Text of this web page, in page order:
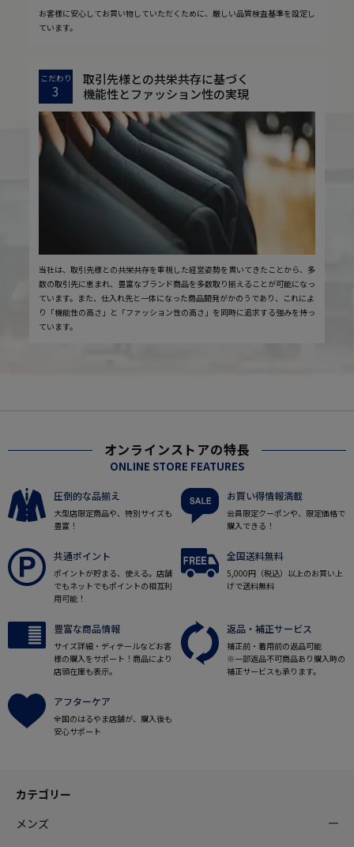
お客様に安心してお買い物していただくために、厳しい品質検査基準を設定し
ています。
こだわり
3
取引先様との共栄共存に基づく
機能性とファッション性の実現
当社は、取引先様との共栄共存を重視した経営姿勢を貫いてきたことから、多
数の取引先に恵まれ、豊富なブランド商品を多数取り揃えることが可能になっ
ています。また、仕入れ先と一体になった商品開発がかのうであり、これによ
り「機能性の高さ」と「ファッション性の高さ」を同時に追求する強みを持っ
ています。
オンラインストアの特長
ONLINE STORE FEATURES
圧倒的な品揃え
大型店限定商品や、特別サイズも
豊富！
お買い得情報満載
会員限定クーポンや、限定価格で
購入できる！
共通ポイント
ポイントが貯まる、使える。店舗
でもネットでもポイントの相互利
用可能！
全国送料無料
5,000円（税込）以上のお買い上
げで送料無料
豊富な商品情報
サイズ詳細・ディテールなどお客
様の購入をサポート！商品により
店頭在庫も表示。
返品・補正サービス
補正前・着用前の返品可能
※一部返品不可商品あり購入時の
補正サービスも承ります。
アフターケア
全国のはるやま店舗が、購入後も
安心サポート
カテゴリー
メンズ